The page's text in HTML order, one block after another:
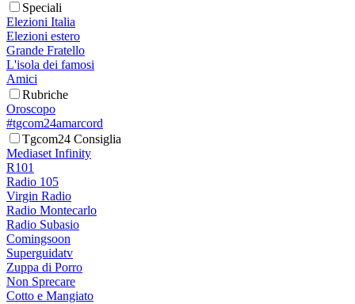
Speciali
Elezioni Italia
Elezioni estero
Grande Fratello
L'isola dei famosi
Amici
Rubriche
Oroscopo
#tgcom24amarcord
Tgcom24 Consiglia
Mediaset Infinity
R101
Radio 105
Virgin Radio
Radio Montecarlo
Radio Subasio
Comingsoon
Superguidatv
Zuppa di Porro
Non Sprecare
Cotto e Mangiato